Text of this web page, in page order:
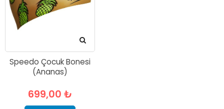
Speedo Çocuk Bonesi
(Ananas)
699,00 ₺